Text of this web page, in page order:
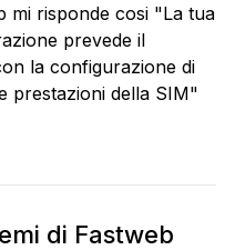
mi risponde cosi "La tua
prevede il
la configurazione di
prestazioni della SIM"
di Fastweb